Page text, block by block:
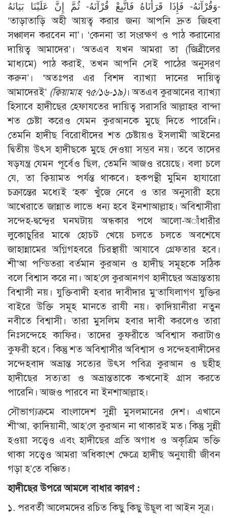
وَقُرْآنَهُ- فَإِذَا قَرَأْنَاهُ فَاتَّبِعْ قُرْآنَهُ- ثُمَّ إِنَّ عَلَيْنَا بَيَانَهُ-
‘তাড়াতাড়ি অহী আয়ত্ব করার জন্য আপনি দ্রুত জিহবা
সঞ্চালন করবেন না’। ‘কেননা তা সংরক্ষণ ও পাঠ করানোর
দায়িত্ব আমাদের’। ‘অতএব যখন আমরা তা (জিব্রীলের
মাধ্যমে) পাঠ করাই, তখন আপনি সেই পাঠের অনুসরণ
করুন’। ‘অতঃপর এর বিশদ ব্যাখ্যা দানের দায়িত্ব
আমাদেরই’ (ক্বিয়ামাহ ৭৫/১৬-১৯)। অতএব কুরআনের ব্যাখ্যা
হিসাবে হাদীছের হেফাযতের দায়িত্ব সরাসরি আল্লাহর বান্দা
শত চেষ্টা করেও যেমন কুরআনকে মুছে দিতে পারেনি।
তেমনি হাদীছ বিরোধীদের শত চেষ্টায়ও ইসলামী আইনের
দ্বিতীয় উৎস হাদীছকে মুছে দেওয়া সম্ভব নয়। তবে তাদের
ষড়যন্ত্র যেমন পূর্বেও ছিল, তেমনি আজও রয়েছে। বলা চলে
যে, তা ক্বিয়ামত পর্যন্ত থাকবে। হকপন্থী মুমিন হাযারো
চক্রান্তের মধ্যেই ‘হক’ খুঁজে নেবে ও তার অনুসারী হয়ে
আখেরাতে জান্নাত লাভে ধন্য হবে ইনশাআল্লাহ। অবিশ্বাসীরা
সন্দেহ-দ্বন্দ্বের ঘনঘটায় অন্ধকার পথে আলো-অাঁধারীর
লুকোচুরির মাঝে হোচট খেয়ে চলতে চলতে অবশেষে
জাহান্নামের অগ্নিগহবরে চিরস্থায়ী আযাবে গ্রেফতার হবে।
শী‘আ পন্ডিতরা বর্তমান কুরআন ও হাদীছ সমূহকে সঠিক
বলে বিশ্বাস করে না। আহ’লে কুরআনগণ হাদীছের অভ্রান্ততায়
বিশ্বাসী নয়। যুক্তিবাদী হবার দাবীদার মু‘তাযিলাগণ যুক্তির
বাইরে উক্তি সমূহ মানতে রাযী নয়। ক্বাদিয়ানীরা নতুন
নবীতে বিশ্বাসী। তারা মুসলিম হবার দাবী করলেও তারা
নিঃসন্দেহে কাফির। তাদের কুফরীতে অবিশ্বাস করাটাও
কুফরী হবে। কিন্তু শত অবিশ্বাসীর অবিশ্বাস ও সন্দেহবাদীদের
সন্দেহবাদ অভ্রান্ত সত্যের উৎস পবিত্র কুরআন ও ছহীহ
হাদীছের সত্যতা ও অভ্রান্ততাকে কখনোই গ্রাস করতে
পারেনি। আজও পারবে না ইনশাআল্লাহ।
সৌভাগ্যক্রমে বাংলাদেশ সুন্নী মুসলমানের দেশ। এখানে
শী‘আ, ক্বাদিয়ানী, আহ’লে কুরআন না থাকারই মত। কিন্তু সুন্নী
হওয়া সত্ত্বেও এবং হাদীছের প্রতি অগাধ ও অকৃত্রিম ভক্তি
থাকা সত্ত্বেও আমরা অধিকাংশ ক্ষেত্রে হাদীছ অনুযায়ী জীবন
গড়া হ’তে বঞ্চিত।
হাদীছের উপরে আমলে বাধার কারণ :
১. পরবর্তী আলেমদের রচিত কিছু কিছু উছূল বা আইন সূত্র।